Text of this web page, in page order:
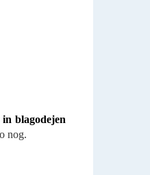
blagodejen
nog.